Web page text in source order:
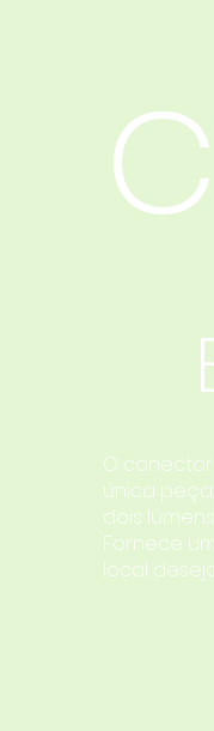
O
única peça,
dois
Fornece
local